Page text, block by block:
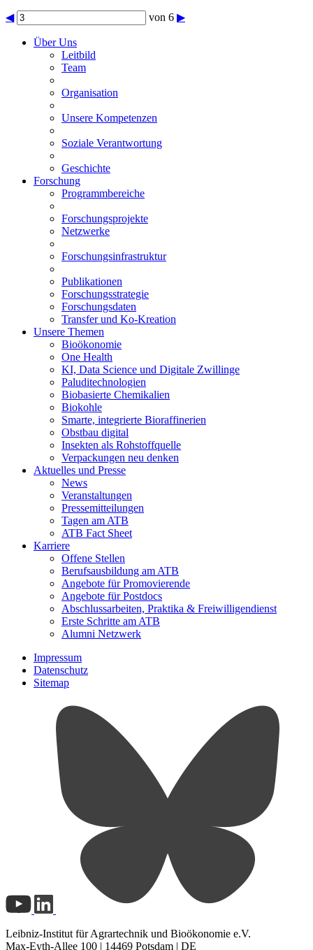
◀ von 6 ▶
Über Uns
Leitbild
Team
Organisation
Unsere Kompetenzen
Soziale Verantwortung
Geschichte
Forschung
Programmbereiche
Forschungsprojekte
Netzwerke
Forschungsinfrastruktur
Publikationen
Forschungsstrategie
Forschungsdaten
Transfer und Ko-Kreation
Unsere Themen
Bioökonomie
One Health
KI, Data Science und Digitale Zwillinge
Paluditechnologien
Biobasierte Chemikalien
Biokohle
Smarte, integrierte Bioraffinerien
Obstbau digital
Insekten als Rohstoffquelle
Verpackungen neu denken
Aktuelles und Presse
News
Veranstaltungen
Pressemitteilungen
Tagen am ATB
ATB Fact Sheet
Karriere
Offene Stellen
Berufsausbildung am ATB
Angebote für Promovierende
Angebote für Postdocs
Abschlussarbeiten, Praktika & Freiwilligendienst
Erste Schritte am ATB
Alumni Netzwerk
Impressum
Datenschutz
Sitemap
Leibniz-Institut für Agrartechnik und Bioökonomie e.V.
Max-Eyth-Allee 100 | 14469 Potsdam | DE